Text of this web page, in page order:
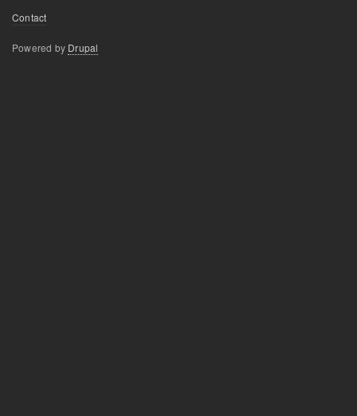
Footer
Contact
Powered by Drupal